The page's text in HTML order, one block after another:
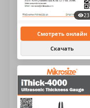
23
Смотреть онлайн
Скачать